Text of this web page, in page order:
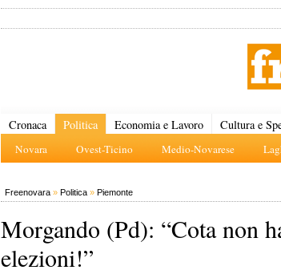
Cronaca Politica
Novara Ovest-Ticino Medio-Novarese
Economia e Lavoro Cultura e
Freenovara » Politica » Piemonte
Morgando (Pd): “Cota non
elezioni!”